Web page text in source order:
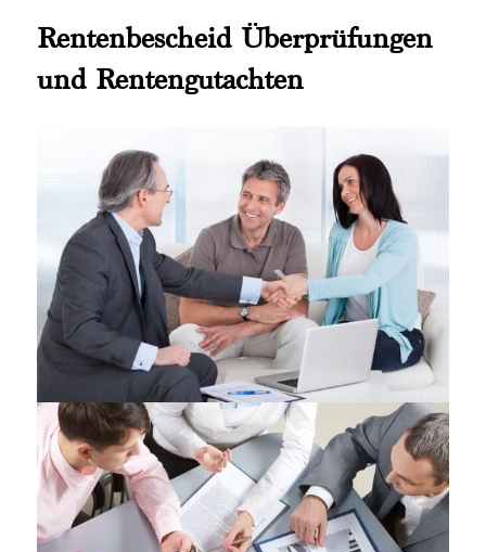
Rentenbescheid Überprüfungen
und Rentengutachten